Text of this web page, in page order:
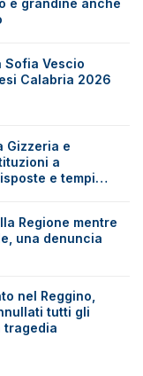
e grandine anche
Sofia Vescio
Calabria 2026
Gizzeria e
a
e tempi
Regione mentre
una denuncia
nel Reggino,
tutti gli
tragedia